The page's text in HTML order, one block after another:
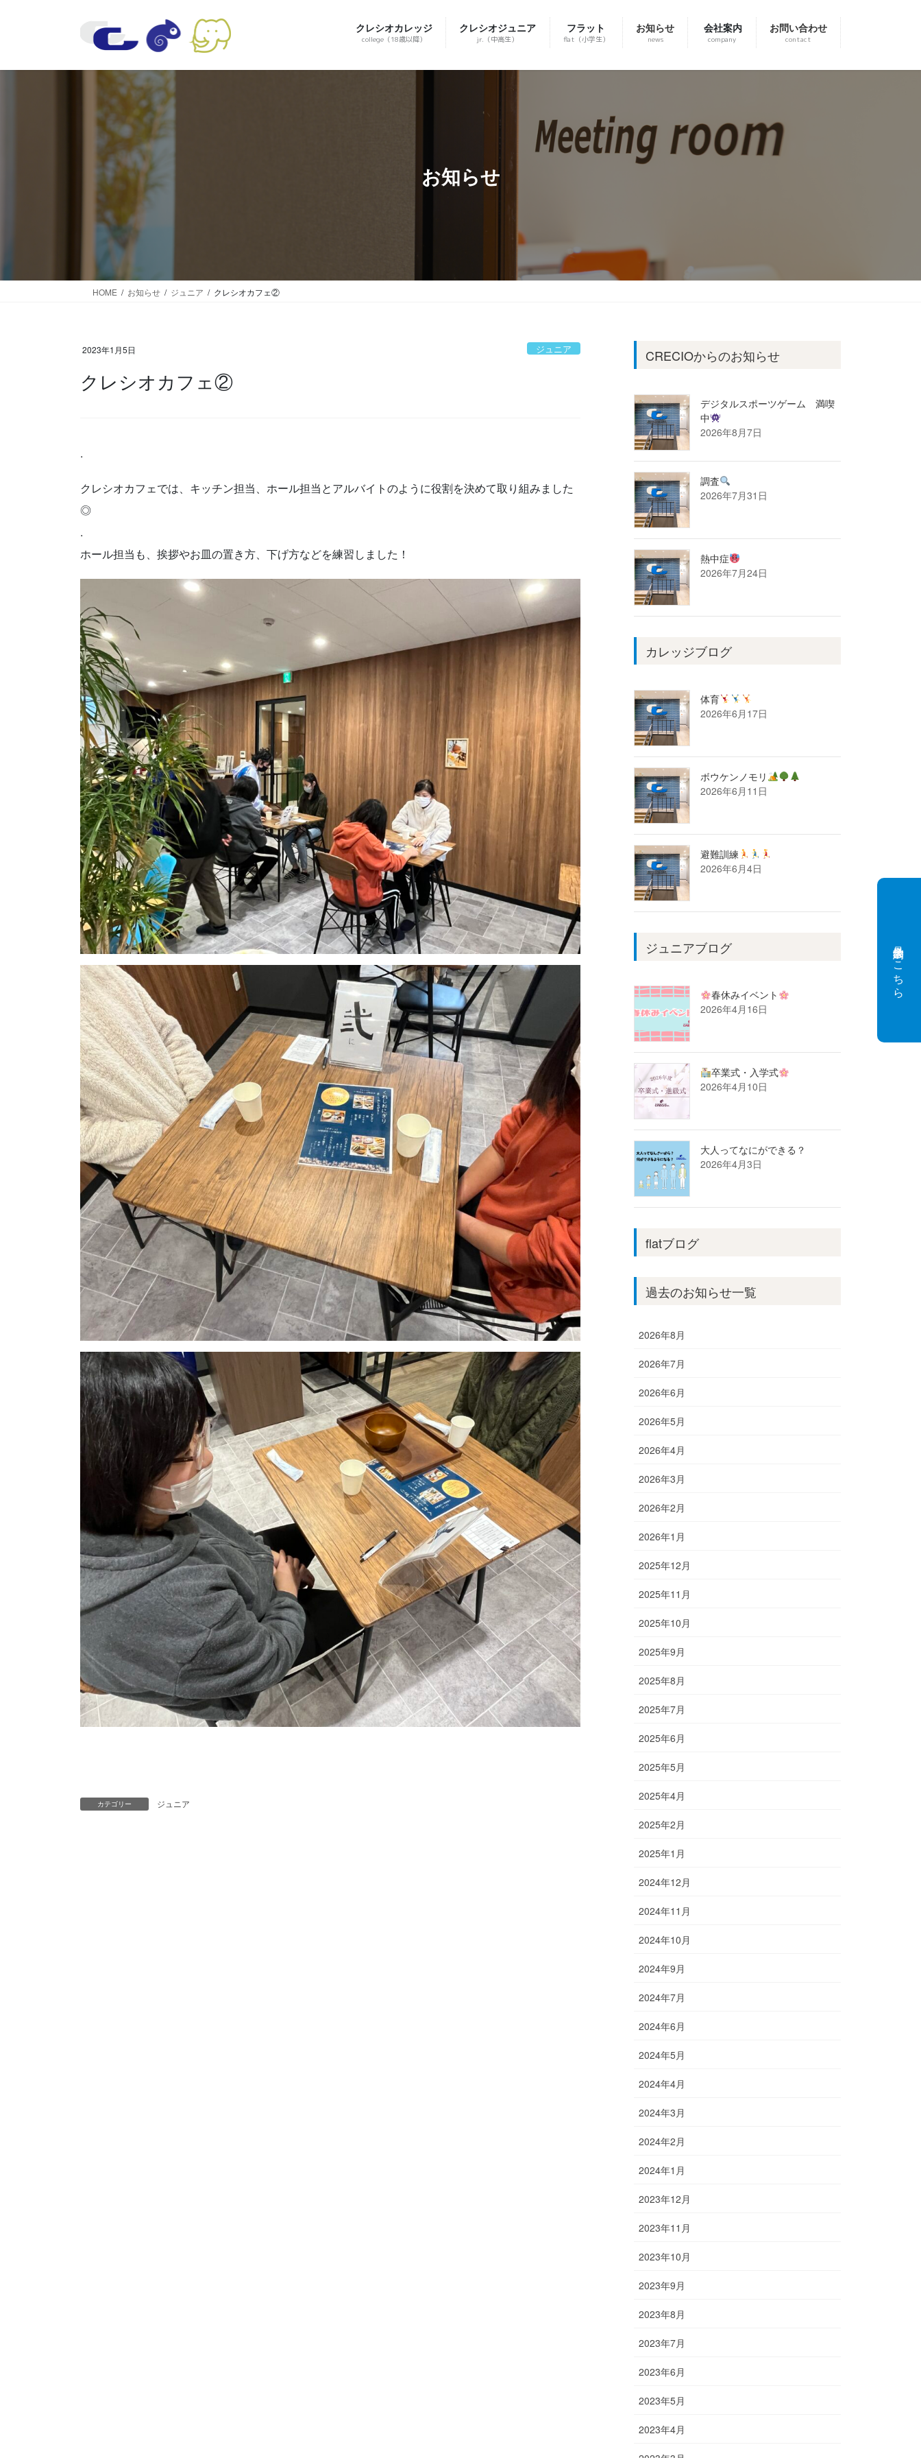
ツ
シ
クレシオカレッジ
college（18歳以降）
クレシオジュニア
jr.（中高生）
フラット
flat（小学生）
お知らせ
news
会社案内
company
お問い合わせ
contact
見学会予約はこちら
お知らせ
HOME お知らせ ジュニア クレシオカフェ②
2023年1月5日 ジュニア
クレシオカフェ②
.
クレシオカフェでは、キッチン担当、ホール担当とアルバイトのように役割を決めて取り組みました
◎
.
ホール担当も、挨拶やお皿の置き方、下げ方などを練習しました！
カテゴリー ジュニア
CRECIOからのお知らせ
デジタルスポーツゲーム 満喫
中
2026年8月7日
調査
2026年7月31日
熱中症
2026年7月24日
カレッジブログ
体育
2026年6月17日
ボウケンノモリ
2026年6月11日
避難訓練
2026年6月4日
ジュニアブログ
春休みイベント
2026年4月16日
卒業式・入学式
2026年4月10日
大人ってなにができる？
2026年4月3日
flatブログ
過去のお知らせ一覧
2026年8月
2026年7月
2026年6月
2026年5月
2026年4月
2026年3月
2026年2月
2026年1月
2025年12月
2025年11月
2025年10月
2025年9月
2025年8月
2025年7月
2025年6月
2025年5月
2025年4月
2025年2月
2025年1月
2024年12月
2024年11月
2024年10月
2024年9月
2024年7月
2024年6月
2024年5月
2024年4月
2024年3月
2024年2月
2024年1月
2023年12月
2023年11月
2023年10月
2023年9月
2023年8月
2023年7月
2023年6月
2023年5月
2023年4月